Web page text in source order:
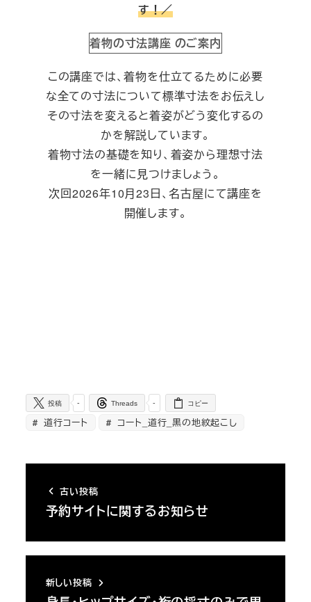
す！／
着物の寸法講座 のご案内
この講座では、着物を仕立てるために必要
な全ての寸法について標準寸法をお伝えし
その寸法を変えると着姿がどう変化するの
かを解説しています。
着物寸法の基礎を知り、着姿から理想寸法
を一緒に見つけましょう。
次回2026年10月23日、名古屋にて講座を
開催します。
-
投稿 -
Threads コピー
道行コート コート_道行_黒の地紋起こし
古い投稿
予約サイトに関するお知らせ
新しい投稿